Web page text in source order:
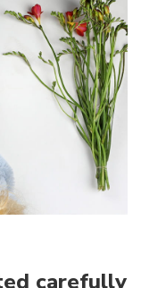
carefully